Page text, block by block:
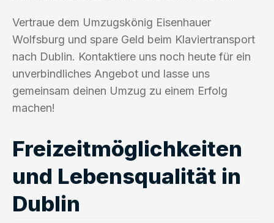
Vertraue dem Umzugskönig Eisenhauer
Wolfsburg und spare Geld beim Klaviertransport
nach Dublin. Kontaktiere uns noch heute für ein
unverbindliches Angebot und lasse uns
gemeinsam deinen Umzug zu einem Erfolg
machen!
Freizeitmöglichkeiten
und Lebensqualität in
Dublin